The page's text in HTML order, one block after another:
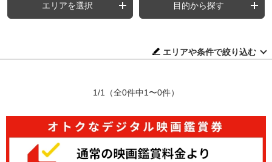
エリアを選択 目的から探す
エリアや条件で絞り込む
1/1 （全0件中1〜0件）